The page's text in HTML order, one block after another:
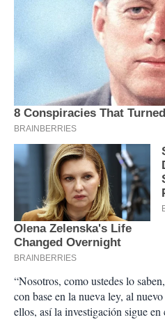
“Nosotros, como ustedes lo
con base en la nueva ley, al
ellos, así la investigación sigue en